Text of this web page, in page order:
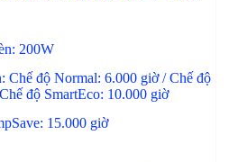
200W
Chế độ Normal: 6.000 giờ /Chế độ
Chế độ SmartEco: 10.000 giờ
15.000 giờ